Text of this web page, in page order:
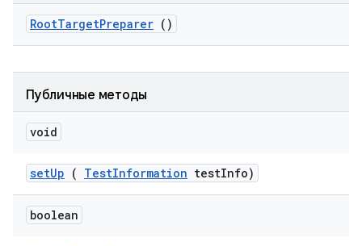
RootTargetPreparer ()
Публичные методы
void
setUp ( TestInformation testInfo)
boolean